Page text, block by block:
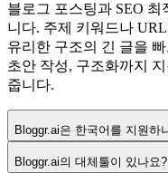
블로그 포스팅과 SEO
니다. 주제 키워드나
유리한 구조의 긴 글을
초안 작성, 구조화까지
줍니다.
Bloggr.ai은 한국어를 지원하
Bloggr.ai의 대체툴이 있나요?